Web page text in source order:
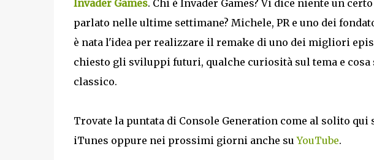
Invader Games. Chi è Invader Games? Vi dice niente un certo
parlato nelle ultime settimane? Michele, PR e uno dei
è nata l'idea per realizzare il remake di uno dei migliori
chiesto gli sviluppi futuri, qualche curiosità sul tema e
classico.
Trovate la puntata di Console Generation come al solito qui
iTunes oppure nei prossimi giorni anche suYouTube.